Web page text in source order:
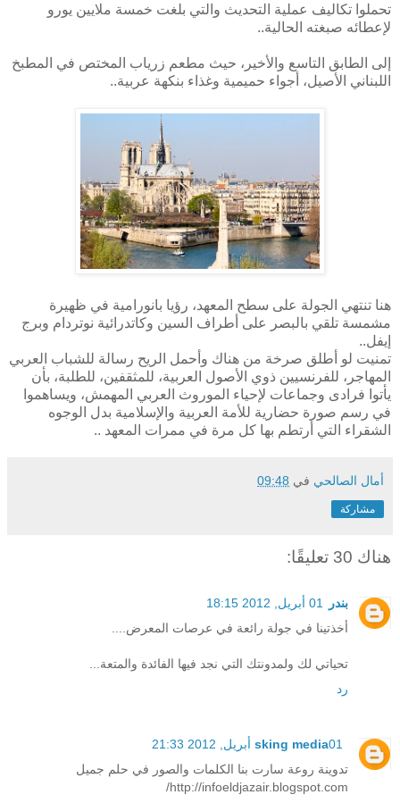
تحملوا تكاليف عملية التحديث والتي بلغت خمسة ملايين يورو
لإعطائه صبغته الحالية..
إلى الطابق التاسع والأخير، حيث مطعم زرياب المختص في المطبخ
اللبناني الأصيل، أجواء حميمية وغذاء بنكهة عربية..
هنا تنتهي الجولة على سطح المعهد، رؤيا بانورامية في ظهيرة
مشمسة تلقي بالبصر على أطراف السين وكاتدرائية نوتردام وبرج
إيفل..
تمنيت لو أطلق صرخة من هناك وأحمل الريح رسالة للشباب العربي
المهاجر، للفرنسيين ذوي الأصول العربية، للمثقفين، للطلبة، بأن
يأتوا فرادى وجماعات لإحياء الموروث العربي المهمش، ويساهموا
في رسم صورة حضارية للأمة العربية والإسلامية بدل الوجوه
الشقراء التي أرتطم بها كل مرة في ممرات المعهد ..
أمال الصالحي في 09:48
مشاركة
هناك 30 تعليقًا:
بندر
01 أبريل, 2012 18:15
أخذتينا في جولة رائعة في عرصات المعرض....
تحياتي لك ولمدونتك التي نجد فيها الفائدة والمتعة...
رد
sking media01 أبريل, 2012 21:33
تدوينة روعة سارت بنا الكلمات والصور في حلم جميل
http://infoeldjazair.blogspot.com/